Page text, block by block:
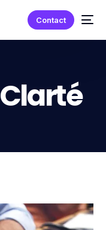
Contact
Clarté